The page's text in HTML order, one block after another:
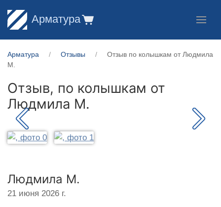
Арматура
Арматура Отзывы
Отзыв по колышкам от Людмила
М.
Отзыв, по колышкам от
Людмила М.
Людмила М.
21 июня 2026 г.